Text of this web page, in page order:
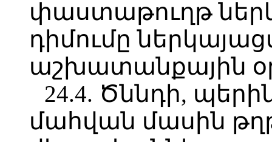
փաստաթուղթ
դիմումը
աշխատանքային
24.4. Ծննդի,
մահվան մասին